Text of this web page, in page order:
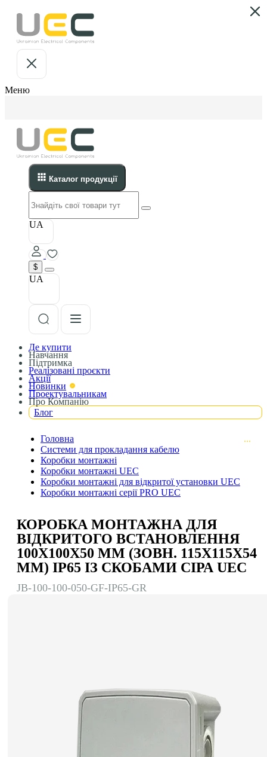
Меню
Каталог продукції
UA
$
UA
Де купити
Навчання
Підтримка
Реалізовані проєкти
Акції
Новинки
Проектувальникам
Про Компанію
Блог
Головна
Системи для прокладання кабелю
Коробки монтажні
Коробки монтажні UEC
Коробки монтажні для відкритої установки UEC
Коробки монтажні серії PRO UEC
КОРОБКА МОНТАЖНА ДЛЯ
ВІДКРИТОГО ВСТАНОВЛЕННЯ
100Х100Х50 ММ (ЗОВН. 115Х115Х54
ММ) IP65 ІЗ СКОБАМИ СІРА UEC
JB-100-100-050-GF-IP65-GR